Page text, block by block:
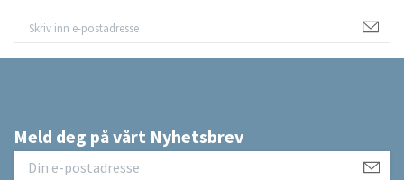
Meld deg på vårt Nyhetsbrev